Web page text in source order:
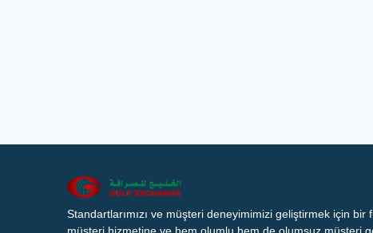
Standartlarımızı ve müşteri deneyimimizi geliştirmek için